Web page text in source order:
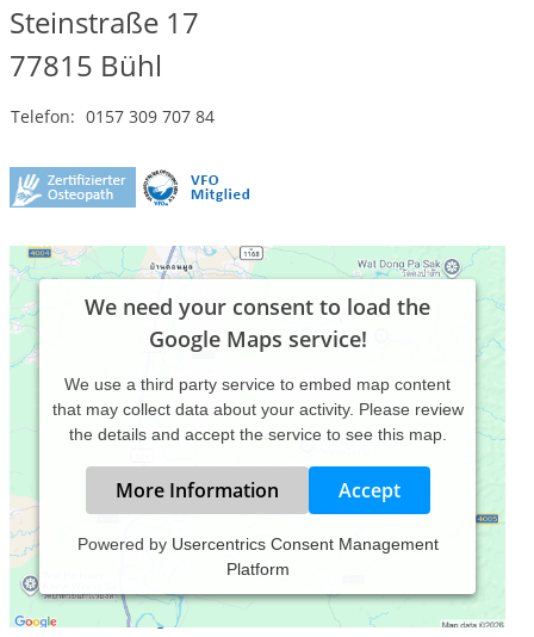
Steinstraße 17
77815 Bühl
Telefon: 0157 309 707 84
We need your consent to load the
Google Maps service!
We use a third party service to embed map content
that may collect data about your activity. Please review
the details and accept the service to see this map.
More Information Accept
Powered by Usercentrics Consent Management
Platform
Praxiszeiten:
Nach Vereinbarung